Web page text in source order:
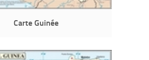
Carte Guinée